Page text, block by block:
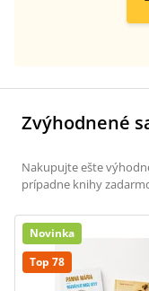
Zvýhodnené
Nakupujte ešte
prípadne knihy
Novinka
Top 78